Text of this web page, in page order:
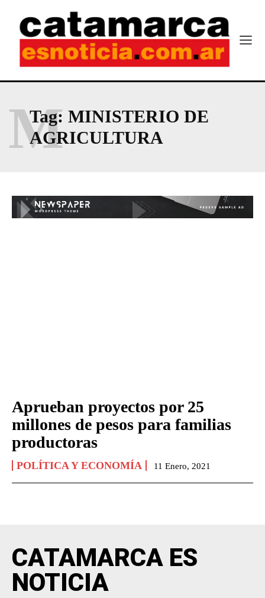
Tag: MINISTERIO DE
AGRICULTURA
M
Aprueban proyectos por 25
millones de pesos para familias
productoras
POLÍTICA Y ECONOMÍA 11 Enero, 2021
CATAMARCA ES
NOTICIA